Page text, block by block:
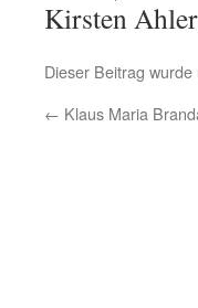
Kirsten
Dieser Beitrag wurde
← Klaus Maria